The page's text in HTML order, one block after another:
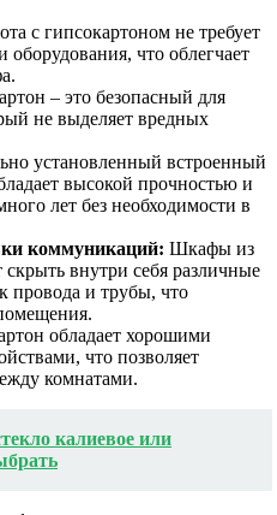
с гипсокартоном не требует
что облегчает
– это безопасный для
не выделяет вредных
установленный встроенный
высокой прочностью и
лет без необходимости в
коммуникаций: Шкафы из
внутри себя различные
провода и трубы, что
обладает хорошими
что позволяет
комнатами.
калиевое или